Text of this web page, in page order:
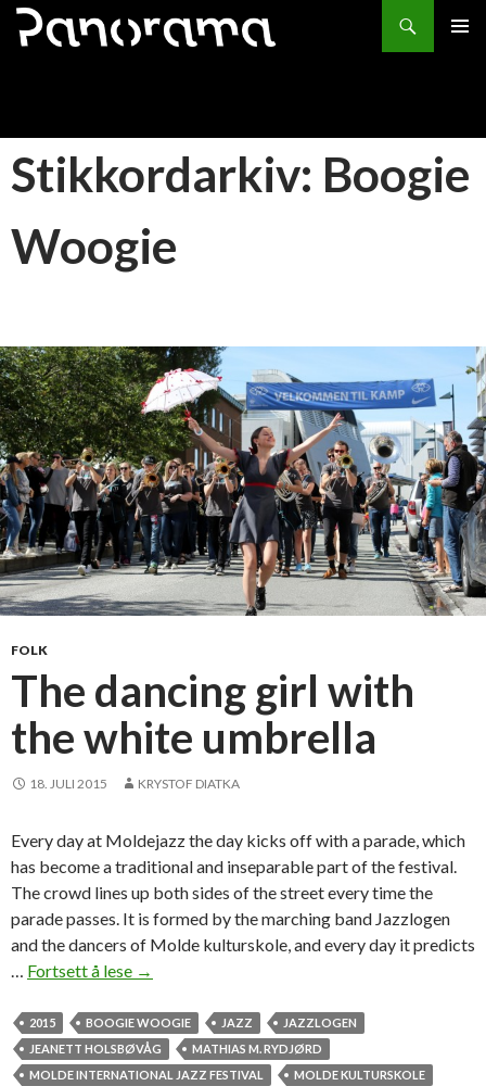
Søk
HOPP
Stikkordarkiv: Boogie
Woogie
FOLK
The dancing girl with
the white umbrella
18. JULI 2015 KRYSTOF DIATKA
Every day at Moldejazz the day kicks off with a parade, which
has become a traditional and inseparable part of the festival.
The crowd lines up both sides of the street every time the
parade passes. It is formed by the marching band Jazzlogen
and the dancers of Molde kulturskole, and every day it predicts
… Fortsett å lese T
e
d
a
→
2015 BOOGIE WOOGIE JAZZ
JAZZLOGEN
JEANETT HOLSBØVÅG
MATHIAS M. RYDJØRD
MOLDE INTERNATIONAL JAZZ FESTIVAL
MOLDE KULTURSKOLE